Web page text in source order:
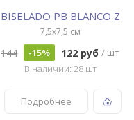
BISELADO PB BLANCO Z
7,5x7,5 см
144 -15% 122 руб/ шт
В наличии: 28 шт
Подробнее